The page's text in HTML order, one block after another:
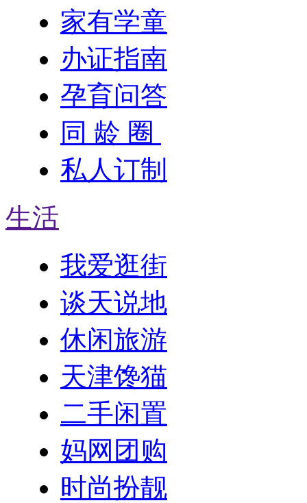
家有学童
办证指南
孕育问答
同 龄 圈
私人订制
生活
我爱逛街
谈天说地
休闲旅游
天津馋猫
二手闲置
妈网团购
时尚扮靓